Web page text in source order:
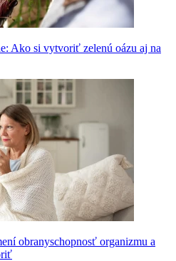
Ako si vytvoriť zelenú oázu aj na
obranyschopnosť organizmu a